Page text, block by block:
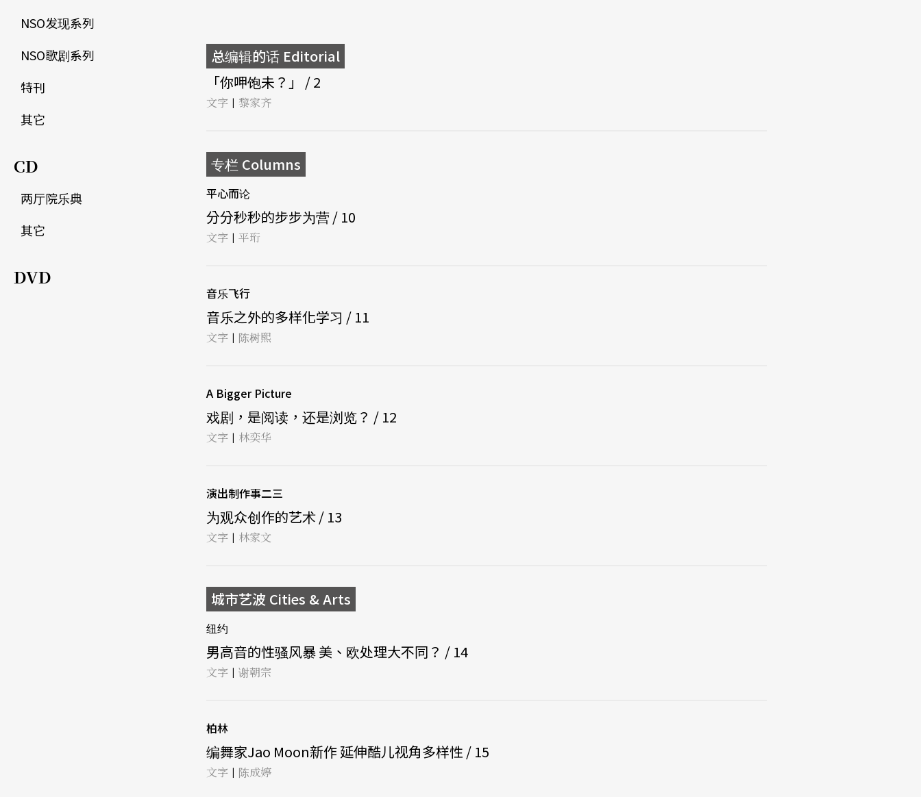
NSO发现系列
NSO歌剧系列
特刊
其它
CD
两厅院乐典
其它
DVD
总编辑的话 Editorial
「你呷饱未？」 / 2
文字 | 黎家齐
专栏 Columns
平心而论
分分秒秒的步步为营 / 10
文字 | 平珩
音乐飞行
音乐之外的多样化学习 / 11
文字 | 陈树熙
A Bigger Picture
戏剧，是阅读，还是浏览？ / 12
文字 | 林奕华
演出制作事二三
为观众创作的艺术 / 13
文字 | 林家文
城市艺波 Cities & Arts
纽约
男高音的性骚风暴 美、欧处理大不同？ / 14
文字 | 谢朝宗
柏林
编舞家Jao Moon新作 延伸酷儿视角多样性 / 15
文字 | 陈成婷